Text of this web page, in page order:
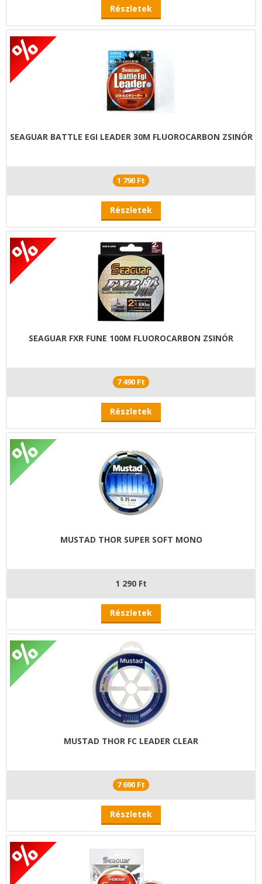
Részletek
SEAGUAR BATTLE EGI LEADER 30M FLUOROCARBON ZSINÓR
1 790 Ft
Részletek
SEAGUAR FXR FUNE 100M FLUOROCARBON ZSINÓR
7 490 Ft
Részletek
MUSTAD THOR SUPER SOFT MONO
1 290 Ft
Részletek
MUSTAD THOR FC LEADER CLEAR
7 690 Ft
Részletek